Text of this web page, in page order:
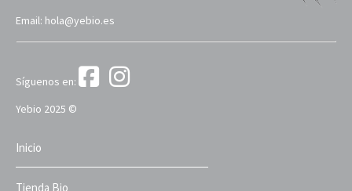
Email: hola@yebio.es
Síguenos en:
Yebio 2025 ©
Inicio
Tienda Bio